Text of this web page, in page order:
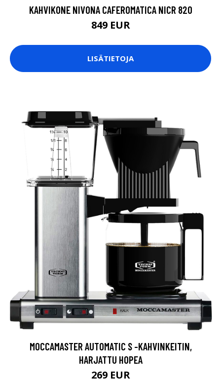
KAHVIKONE NIVONA CAFEROMATICA NICR 820
849 EUR
LISÄTIETOJA
MOCCAMASTER AUTOMATIC S -KAHVINKEITIN,
HARJATTU HOPEA
269 EUR